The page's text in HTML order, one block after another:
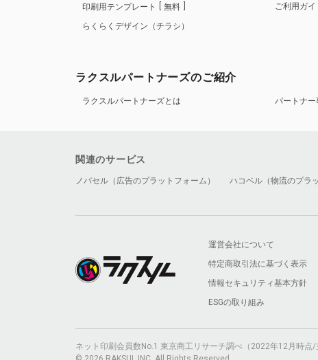
印刷用テンプレート
無料
らくらくデザイン（チラシ）
ご利用ガイ
ラクスルパートナーズのご紹介
ラクスルパートナーズとは パートナー
関連のサービス
ノバセル（広告のプラットフォーム） ハコベル（物流のプラ
運営会社について
特定商取引法に基づく表示
情報セキュリティ基本方針
ESGの取り組み
ネット印刷会員数No.1 東京商工リサーチ調べ（2022年12月時点/